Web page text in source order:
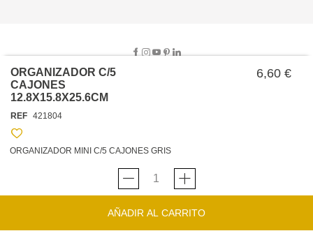
ORGANIZADOR C/5
CAJONES
12.8X15.8X25.6CM
6,60 €
REF 421804
ORGANIZADOR MINI C/5 CAJONES GRIS
AÑADIR AL CARRITO
SOBRE NOSOTROS
TRABAJA CON NOSOTROS
SOSTENIBILIDAD
FAQ'S
POLÍTICAS
PROTECCIÓN DE DATOS
CONDICIONES GENERALES DE VENTA
hômaCONDICIONES DE LA TARJETA
CONTACTO
FORMULARIO DE CONTACTO